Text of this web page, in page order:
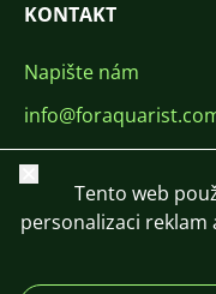
KONTAKT
Napište nám
+420 603 449 602
Zavřít
Tento web
personalizaci reklam